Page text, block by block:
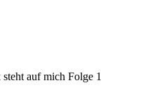
auf mich Folge 1